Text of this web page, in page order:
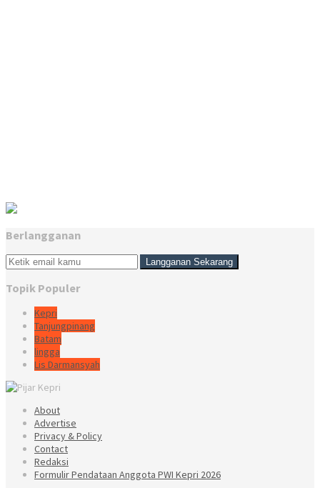
Berlangganan
Topik Populer
Kepri
Tanjungpinang
Batam
lingga
Lis Darmansyah
About
Advertise
Privacy & Policy
Contact
Redaksi
Formulir Pendataan Anggota PWI Kepri 2026